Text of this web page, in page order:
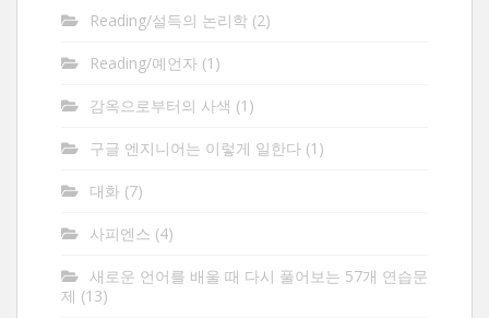
Reading/설득의 논리학 (2)
Reading/예언자 (1)
감옥으로부터의 사색 (1)
구글 엔지니어는 이렇게 일한다 (1)
대화 (7)
사피엔스 (4)
새로운 언어를 배울 때 다시 풀어보는 57개 연습문
제 (13)